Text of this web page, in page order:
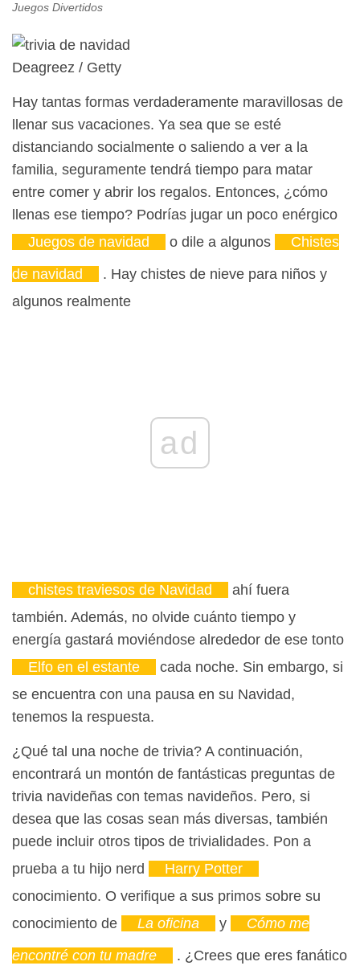
Juegos Divertidos
Deagreez / Getty
Hay tantas formas verdaderamente maravillosas de
llenar sus vacaciones. Ya sea que se esté
distanciando socialmente o saliendo a ver a la
familia, seguramente tendrá tiempo para matar
entre comer y abrir los regalos. Entonces, ¿cómo
llenas ese tiempo? Podrías jugar un poco enérgico
Juegos de navidad
o dile a algunos
Chistes
de navidad
. Hay chistes de nieve para niños y
algunos realmente
ad
chistes traviesos de Navidad
ahí fuera
también. Además, no olvide cuánto tiempo y
energía gastará moviéndose alrededor de ese tonto
Elfo en el estante
cada noche. Sin embargo, si
se encuentra con una pausa en su Navidad,
tenemos la respuesta.
¿Qué tal una noche de trivia? A continuación,
encontrará un montón de fantásticas preguntas de
trivia navideñas con temas navideños. Pero, si
desea que las cosas sean más diversas, también
puede incluir otros tipos de trivialidades. Pon a
prueba a tu hijo nerd
Harry Potter
conocimiento. O verifique a sus primos sobre su
conocimiento de
La oficina y
Cómo me
encontré con tu madre
. ¿Crees que eres fanático